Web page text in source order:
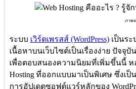
ภาพจ
ระบบ เวิร์ดเพรสส์ (WordPress) เป็นร
เนื้อหาบนเว็บไซต์เป็นเรื่องง่าย ปัจจุ
เพื่อตอบสนองความนิยมที่เพิ่มขึ้นนี้ หล
Hosting ที่ออกแบบมาเป็นพิเศษ ซึ่งเ
การอัปเดตซอฟต์แวร์หลักของ